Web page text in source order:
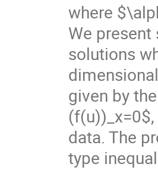
where
We
solutions
given by
data. The
type